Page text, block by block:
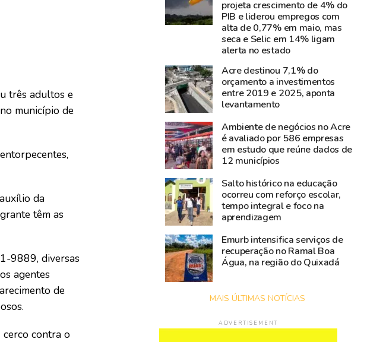
três adultos e
município de
da
têm as
9889, diversas
agentes
de
cerco contra o
Carlos
Pinto,
Shampoo
Esperança
símbolo
do
empreendedorismo
amazônico
de
diversão
entre
frequentadores,
crianças,
jovens
adultos
projeta crescimento de 4% do
PIB e liderou empregos com
alta de 0,77% em maio, mas
seca e Selic em 14% ligam
alerta no estado
Acre destinou 7,1% do
orçamento a investimentos
entre 2019 e 2025, aponta
levantamento
Ambiente de negócios no Acre
é avaliado por 586 empresas
em estudo que reúne dados de
12 municípios
Salto histórico na educação
ocorreu com reforço escolar,
tempo integral e foco na
aprendizagem
Emurb intensifica serviços de
recuperação no Ramal Boa
Água, na região do Quixadá
MAIS ÚLTIMAS NOTÍCIAS
ADVERTISEMENT